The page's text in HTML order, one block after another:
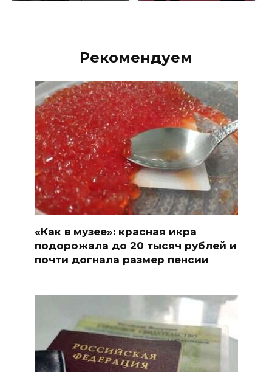
Рекомендуем
«Как в музее»: красная икра
подорожала до 20 тысяч рублей и
почти догнала размер пенсии